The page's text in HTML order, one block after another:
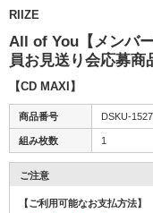
RIIZE
All of You【メンバ
員お見送り会応募商
【CD MAXI】
商品番号 DSKU-
組み枚数 1
ご注意
【ご利用可能なお支払方法】